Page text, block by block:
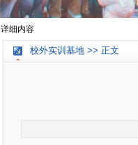
详细内容
校外实训基地 >> 正文